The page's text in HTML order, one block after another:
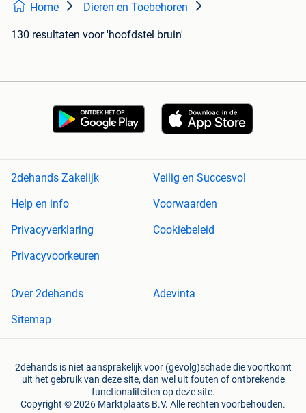
Home Dieren en Toebehoren
130 resultaten voor 'hoofdstel bruin'
2dehands Zakelijk
Veilig en Succesvol
Help en info
Voorwaarden
Privacyverklaring
Cookiebeleid
Privacyvoorkeuren
Over 2dehands
Adevinta
Sitemap
2dehands is niet aansprakelijk voor (gevolg)schade die voortkomt
uit het gebruik van deze site, dan wel uit fouten of ontbrekende
functionaliteiten op deze site.
Copyright © 2026 Marktplaats B.V. Alle rechten voorbehouden.